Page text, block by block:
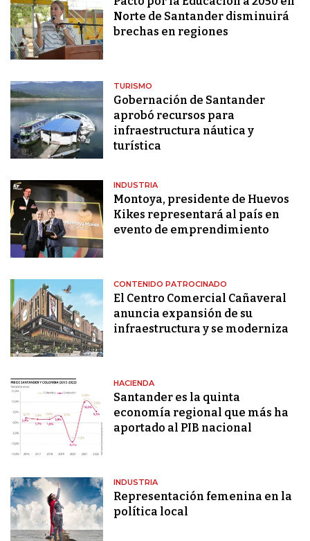
Norte de Santander disminuirá
brechas en regiones
TURISMO
Gobernación de Santander
aprobó recursos para
infraestructura náutica y
turística
INDUSTRIA
Montoya, presidente de Huevos
Kikes representará al país en
evento de emprendimiento
CONTENIDO PATROCINADO
El Centro Comercial Cañaveral
anuncia expansión de su
infraestructura y se moderniza
HACIENDA
Santander es la quinta
economía regional que más ha
aportado al PIB nacional
INDUSTRIA
Representación femenina en la
política local